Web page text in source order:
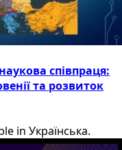
співпраця:
та розвиток
in Українська.